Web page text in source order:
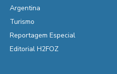
Argentina
Turismo
Reportagem Especial
Editorial H2FOZ